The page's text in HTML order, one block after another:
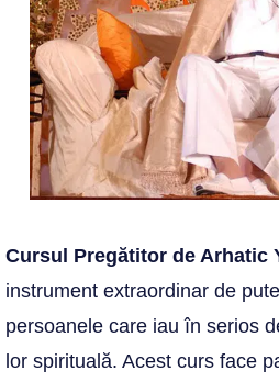
Cursul Pregătitor de Arhatic
instrument extraordinar de
persoanele care iau în serios
lor spirituală. Acest curs face